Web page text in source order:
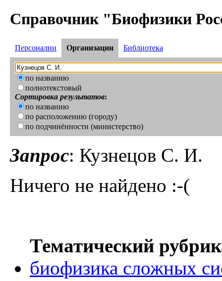
Справочник "Биофизики
Персоналии Организации Библиотека
по названию
полнотекстовый
Сортировка результатов:
по названию
по расположению (городу)
по подчинённости (министерство)
Запрос: Кузнецов С. И.
Ничего не найдено :-(
Тематический
биофизика сложных